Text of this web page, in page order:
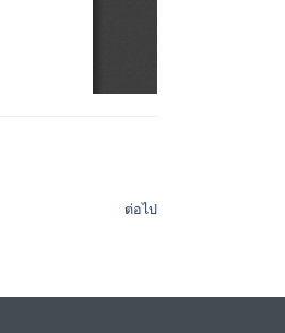
ต่อไป